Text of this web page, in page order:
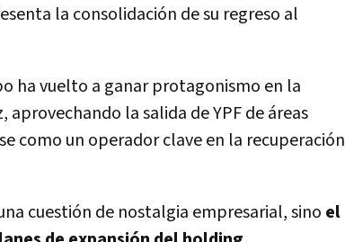
la consolidación de su regreso al
ha vuelto a ganar protagonismo en la
aprovechando la salida de YPF de áreas
como un operador clave en la recuperación
cuestión de nostalgia empresarial, sino el